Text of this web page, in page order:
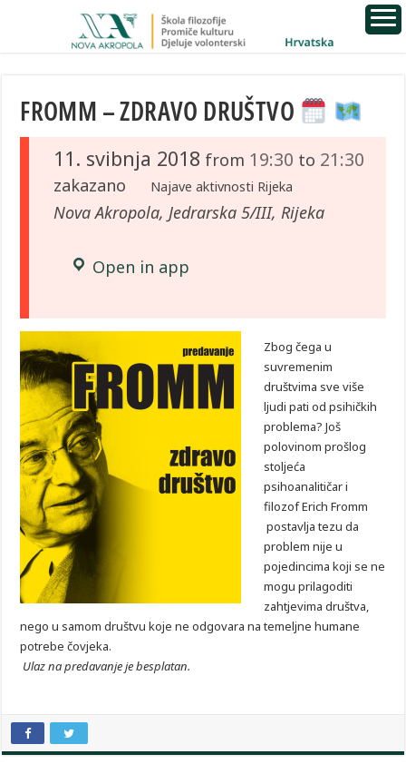
FROMM – ZDRAVO DRUŠTVO
11. svibnja 2018 from 19:30 to 21:30
zakazano Najave aktivnosti Rijeka
Nova Akropola, Jedrarska 5/III, Rijeka
Open in app
Zbog čega u
suvremenim
društvima sve više
ljudi pati od psihičkih
problema? Još
polovinom prošlog
stoljeća
psihoanalitičar i
filozof Erich Fromm
postavlja tezu da
problem nije u
pojedincima koji se ne
mogu prilagoditi
zahtjevima društva,
nego u samom društvu koje ne odgovara na temeljne humane
potrebe čovjeka.
Ulaz na predavanje je besplatan.